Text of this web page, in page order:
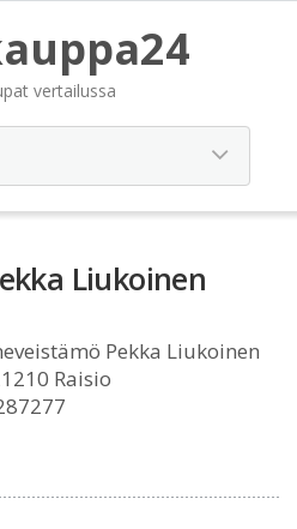
vertailussa
Liukoinen
Pekka Liukoinen
Raisio